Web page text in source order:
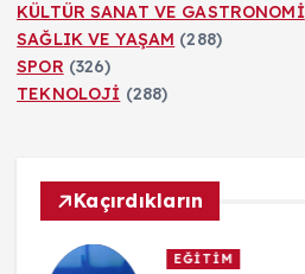
KÜLTÜR SANAT VE GASTRONOMİ
SAĞLIK VE YAŞAM (288)
SPOR (326)
TEKNOLOJİ (288)
Kaçırdıkların
EĞİTİM